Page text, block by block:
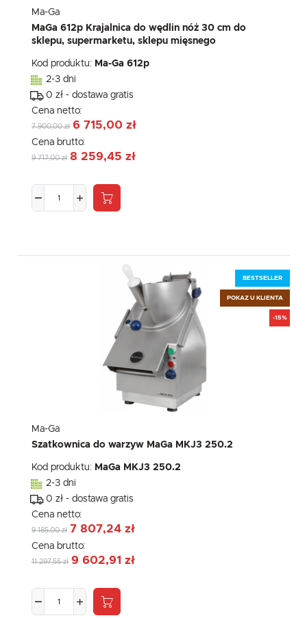
Ma-Ga
MaGa 612p Krajalnica do wędlin nóż 30 cm do
sklepu, supermarketu, sklepu mięsnego
Kod produktu: Ma-Ga 612p
2-3 dni
0 zł - dostawa gratis
Cena netto:
7 900,00 zł 6 715,00 zł
Cena brutto:
9 717,00 zł 8 259,45 zł
BESTSELLER
POKAZ U KLIENTA
-15%
Ma-Ga
Szatkownica do warzyw MaGa MKJ3 250.2
Kod produktu: MaGa MKJ3 250.2
2-3 dni
0 zł - dostawa gratis
Cena netto:
9 185,00 zł 7 807,24 zł
Cena brutto:
11 297,55 zł 9 602,91 zł